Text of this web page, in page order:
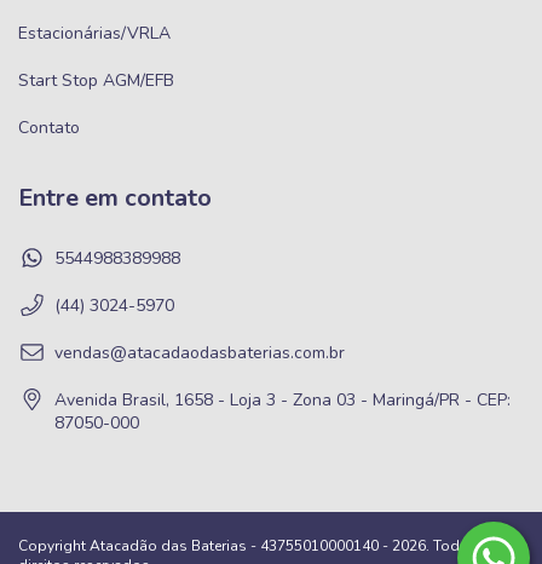
Estacionárias/VRLA
Start Stop AGM/EFB
Contato
Entre em contato
5544988389988
(44) 3024-5970
vendas@atacadaodasbaterias.com.br
Avenida Brasil, 1658 - Loja 3 - Zona 03 - Maringá/PR - CEP:
87050-000
Copyright Atacadão das Baterias - 43755010000140 - 2026. Todos os